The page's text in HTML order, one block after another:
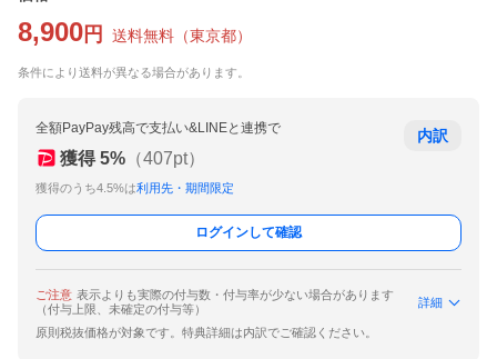
8,900 円 送料無料 （東京都）
条件により送料が異なる場合があります。
全額PayPay残高で支払い&LINEと連携で
獲得 5% （407pt）
獲得のうち4.5%は利用先・期間限定
内訳
ログインして確認
ご注意 表示よりも実際の付与数・付与率が少ない場合があります
（付与上限、未確定の付与等）
詳細
原則税抜価格が対象です。特典詳細は内訳でご確認ください。